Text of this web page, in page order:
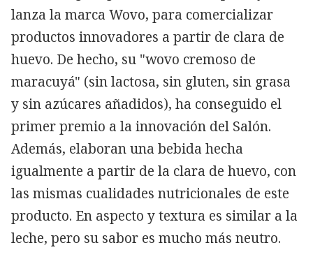
lanza la marca Wovo, para comercializar
productos innovadores a partir de clara de
huevo. De hecho, su "wovo cremoso de
maracuyá" (sin lactosa, sin gluten, sin grasa
y sin azúcares añadidos), ha conseguido el
primer premio a la innovación del Salón.
Además, elaboran una bebida hecha
igualmente a partir de la clara de huevo, con
las mismas cualidades nutricionales de este
producto. En aspecto y textura es similar a la
leche, pero su sabor es mucho más neutro.